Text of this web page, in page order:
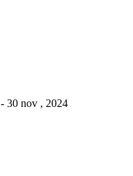
- 30 nov , 2024